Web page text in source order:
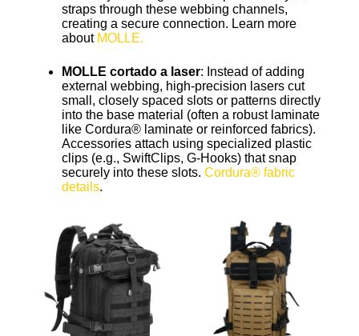
straps through these webbing channels,
creating a secure connection. Learn more
about MOLLE.
MOLLE cortado a laser: Instead of adding
external webbing, high-precision lasers cut
small, closely spaced slots or patterns directly
into the base material (often a robust laminate
like Cordura® laminate or reinforced fabrics).
Accessories attach using specialized plastic
clips (e.g., SwiftClips, G-Hooks) that snap
securely into these slots. Cordura® fabric
details.